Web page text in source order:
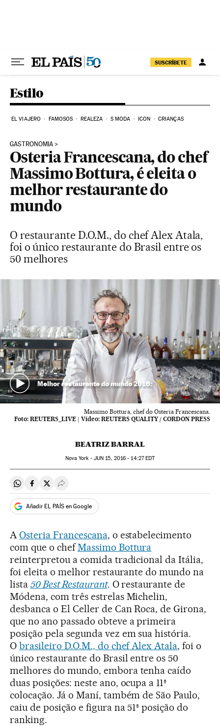
SUSCRÍBETE
Estilo
EL VIAJERO FAMOSOS REALEZA S MODA ICON CRIANÇAS
GASTRONOMIA
Osteria Francescana, do chef
Massimo Bottura, é eleita o
melhor restaurante do
mundo
O restaurante D.O.M., do chef Alex Atala,
foi o único restaurante do Brasil entre os
50 melhores
Melhor restaurante do mundo 2016:
Massimo Bottura, chef do Osteria Francescana.
Foto: REUTERS_LIVE | Vídeo: REUTERS QUALITY / CORDON PRESS
BEATRIZ BARRAL
Nova York - JUN 15, 2016 - 14:27EDT
Compartir en Whatsapp
Compartir en Facebook
Compartir en Twitter
Desplegar Redes Sociales
Añadir EL PAÍS en Google
A Osteria Francescana, o estabelecimento
com que o chefMassimo Bottura
reinterpretou a comida tradicional da Itália,
foi eleita o melhor restaurante do mundo na
lista 50 Best Restaurant. O restaurante de
Módena, com três estrelas Michelin,
desbanca o El Celler de Can Roca, de Girona,
que no ano passado obteve a primeira
posição pela segunda vez em sua história.
O brasileiro D.O.M., do chef Alex Atala, foi o
único restaurante do Brasil entre os 50
melhores do mundo, embora tenha caído
duas posições: neste ano, ocupa a 11ª
colocação. Já o Maní, também de São Paulo,
caiu de posição e figura na 51ª posição do
ranking.